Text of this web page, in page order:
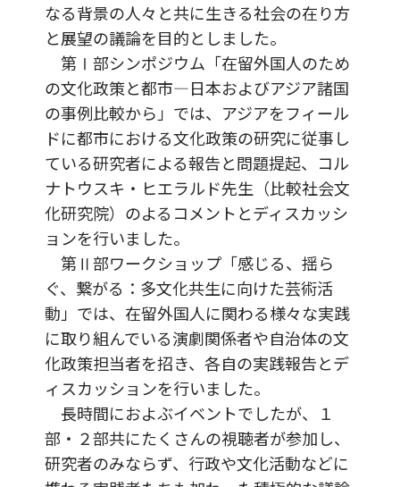
なる背景の人々と共に生きる社会の在り方
と展望の議論を目的としました。
第Ⅰ部シンポジウム「在留外国人のため
の文化政策と都市―日本およびアジア諸国
の事例比較から」では、アジアをフィール
ドに都市における文化政策の研究に従事し
ている研究者による報告と問題提起、コル
ナトウスキ・ヒエラルド先生（比較社会文
化研究院）のよるコメントとディスカッシ
ョンを行いました。
第Ⅱ部ワークショップ「感じる、揺ら
ぐ、繋がる：多文化共生に向けた芸術活
動」では、在留外国人に関わる様々な実践
に取り組んでいる演劇関係者や自治体の文
化政策担当者を招き、各自の実践報告とデ
ィスカッションを行いました。
長時間におよぶイベントでしたが、１
部・２部共にたくさんの視聴者が参加し、
研究者のみならず、行政や文化活動などに